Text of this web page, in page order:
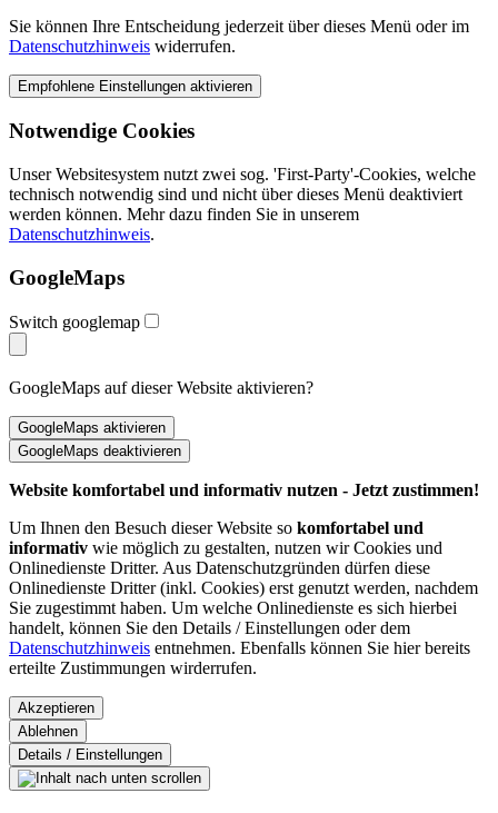
Sie können Ihre Entscheidung jederzeit über dieses Menü oder im
Datenschutzhinweis widerrufen.
Notwendige Cookies
Unser Websitesystem nutzt zwei sog. 'First-Party'-Cookies, welche
technisch notwendig sind und nicht über dieses Menü deaktiviert
werden können. Mehr dazu finden Sie in unserem
Datenschutzhinweis.
GoogleMaps
Switch googlemap
GoogleMaps auf dieser Website aktivieren?
Website komfortabel und informativ nutzen - Jetzt zustimmen!
Um Ihnen den Besuch dieser Website so komfortabel und
informativ wie möglich zu gestalten, nutzen wir Cookies und
Onlinedienste Dritter. Aus Datenschutzgründen dürfen diese
Onlinedienste Dritter (inkl. Cookies) erst genutzt werden, nachdem
Sie zugestimmt haben. Um welche Onlinedienste es sich hierbei
handelt, können Sie den Details / Einstellungen oder dem
Datenschutzhinweis entnehmen. Ebenfalls können Sie hier bereits
erteilte Zustimmungen wirderrufen.